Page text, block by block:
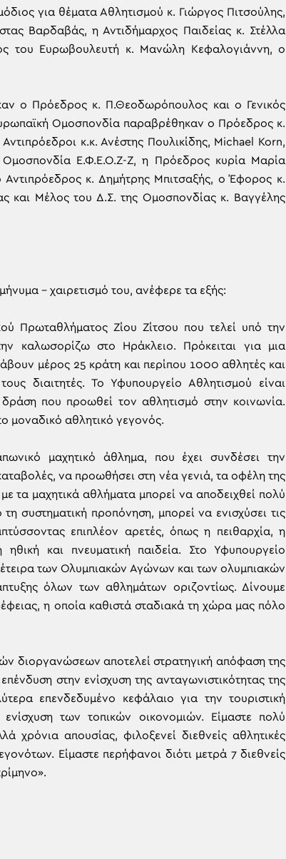
για θέματα Αθλητισμού κ. Γιώργος Πιτσούλης,
Βαρδαβάς, η Αντιδήμαρχος Παιδείας κ. Στέλλα
του Ευρωβουλευτή κ. Μανώλη Κεφαλογιάννη, ο
ο Πρόεδρος κ. Π.Θεοδωρόπουλος και ο Γενικός
Ομοσπονδία παραβρέθηκαν ο Πρόεδρος κ.
κ.κ. Ανέστης Πουλικίδης, Michael Korn,
Ε.Φ.Ε.Ο.Ζ-Ζ, η Πρόεδρος κυρία Μαρία
Αντιπρόεδρος κ. Δημήτρης Μπιτσαξής, ο Έφορος κ.
και Μέλος του Δ.Σ. της Ομοσπονδίας κ. Βαγγέλης
– χαιρετισμό του, ανέφερε τα εξής:
Πρωταθλήματος Ζίου Ζίτσου που τελεί υπό την
καλωσορίζω στο Ηράκλειο. Πρόκειται για μια
μέρος 25 κράτη και περίπου 1000 αθλητές και
διαιτητές. Το Υφυπουργείο Αθλητισμού είναι
δράση που προωθεί τον αθλητισμό στην κοινωνία.
μοναδικό αθλητικό γεγονός.
μαχητικό άθλημα, που έχει συνδέσει την
να προωθήσει στη νέα γενιά, τα οφέλη της
τα μαχητικά αθλήματα μπορεί να αποδειχθεί πολύ
συστηματική προπόνηση, μπορεί να ενισχύσει τις
επιπλέον αρετές, όπως η πειθαρχία, η
και πνευματική παιδεία. Στο Υφυπουργείο
των Ολυμπιακών Αγώνων και των ολυμπιακών
όλων των αθλημάτων οριζοντίως. Δίνουμε
η οποία καθιστά σταδιακά τη χώρα μας πόλο
διοργανώσεων αποτελεί στρατηγική απόφαση της
στην ενίσχυση της ανταγωνιστικότητας της
επενδεδυμένο κεφάλαιο για την τουριστική
των τοπικών οικονομιών. Είμαστε πολύ
χρόνια απουσίας, φιλοξενεί διεθνείς αθλητικές
Είμαστε περήφανοι διότι μετρά 7 διεθνείς